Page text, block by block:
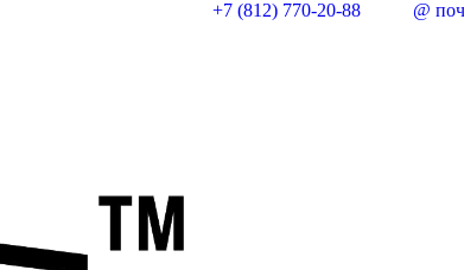
+7 (812) 770-20-88 @